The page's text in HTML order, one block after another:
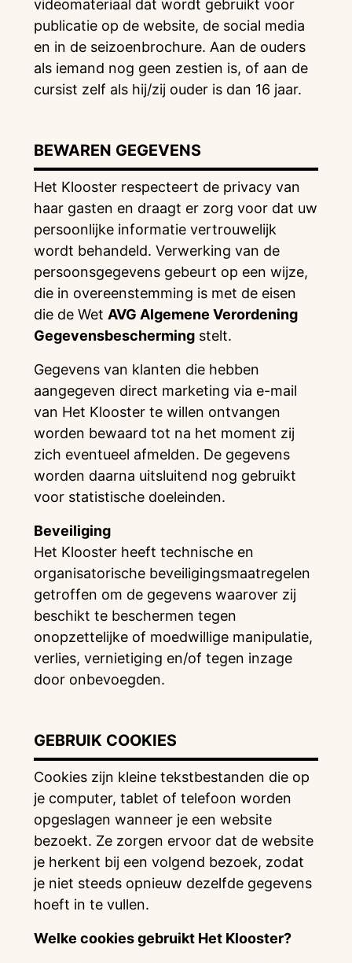
videomateriaal dat wordt gebruikt voor
publicatie op de website, de social media
en in de seizoenbrochure. Aan de ouders
als iemand nog geen zestien is, of aan de
cursist zelf als hij/zij ouder is dan 16 jaar.
BEWAREN GEGEVENS
Het Klooster respecteert de privacy van
haar gasten en draagt er zorg voor dat uw
persoonlijke informatie vertrouwelijk
wordt behandeld. Verwerking van de
persoonsgegevens gebeurt op een wijze,
die in overeenstemming is met de eisen
die de Wet AVG Algemene Verordening
Gegevensbeschermingstelt.
Gegevens van klanten die hebben
aangegeven direct marketing via e-mail
van Het Klooster te willen ontvangen
worden bewaard tot na het moment zij
zich eventueel afmelden. De gegevens
worden daarna uitsluitend nog gebruikt
voor statistische doeleinden.
Beveiliging
Het Klooster heeft technische en
organisatorische beveiligingsmaatregelen
getroffen om de gegevens waarover zij
beschikt te beschermen tegen
onopzettelijke of moedwillige manipulatie,
verlies, vernietiging en/of tegen inzage
door onbevoegden.
GEBRUIK COOKIES
Cookies zijn kleine tekstbestanden die op
je computer, tablet of telefoon worden
opgeslagen wanneer je een website
bezoekt. Ze zorgen ervoor dat de website
je herkent bij een volgend bezoek, zodat
je niet steeds opnieuw dezelfde gegevens
hoeft in te vullen.
Welke cookies gebruikt Het Klooster?